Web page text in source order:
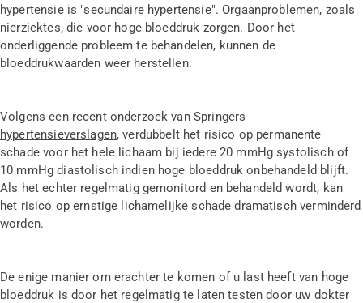
hypertensie is "secundaire hypertensie". Orgaanproblemen, zoals
nierziektes, die voor hoge bloeddruk zorgen. Door het
onderliggende probleem te behandelen, kunnen de
bloeddrukwaarden weer herstellen.
Volgens een recent onderzoek van Springers
hypertensieverslagen, verdubbelt het risico op permanente
schade voor het hele lichaam bij iedere 20 mmHg systolisch of
10 mmHg diastolisch indien hoge bloeddruk onbehandeld blijft.
Als het echter regelmatig gemonitord en behandeld wordt, kan
het risico op ernstige lichamelijke schade dramatisch verminderd
worden.
De enige manier om erachter te komen of u last heeft van hoge
bloeddruk is door het regelmatig te laten testen door uw dokter